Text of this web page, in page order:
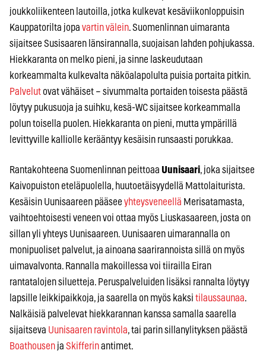
joukkoliikenteen lautoilla, jotka kulkevat kesäviikonloppuisin
Kauppatorilta jopa vartin välein. Suomenlinnan uimaranta
sijaitsee Susisaaren länsirannalla, suojaisan lahden pohjukassa.
Hiekkaranta on melko pieni, ja sinne laskeudutaan
korkeammalta kulkevalta näköalapolulta puisia portaita pitkin.
Palvelut ovat vähäiset – sivummalta portaiden toisesta päästä
löytyy pukusuoja ja suihku, kesä-WC sijaitsee korkeammalla
polun toisella puolen. Hiekkaranta on pieni, mutta ympärillä
levittyville kalliolle kerääntyy kesäisin runsaasti porukkaa.
Rantakohteena Suomenlinnan peittoaa Uunisaari, joka sijaitsee
Kaivopuiston eteläpuolella, huutoetäisyydellä Mattolaiturista.
Kesäisin Uunisaareen pääsee yhteysveneellä Merisatamasta,
vaihtoehtoisesti veneen voi ottaa myös Liuskasaareen, josta on
sillan yli yhteys Uunisaareen. Uunisaaren uimarannalla on
monipuoliset palvelut, ja ainoana saarirannoista sillä on myös
uimavalvonta. Rannalla makoillessa voi tiirailla Eiran
rantatalojen siluetteja. Peruspalveluiden lisäksi rannalta löytyy
lapsille leikkipaikkoja, ja saarella on myös kaksi tilaussaunaa.
Nalkäisiä palvelevat hiekkarannan kanssa samalla saarella
sijaitseva Uunisaaren ravintola, tai parin sillanylityksen päästä
Boathousen ja Skifferinantimet.